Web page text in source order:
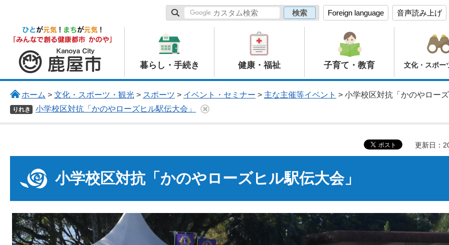
Foreign language 音声読み上げ
鹿屋市
暮らし・手続き 健康・福祉 子育て・教育 文化・スポー
ホーム > 文化・スポーツ・観光> スポーツ > イベント・セミナー > 主な主催等イベント > 小学校区対抗「かのやロー
りれき 小学校区対抗「かのやローズヒル駅伝大会」
更新日：
小学校区対抗「かのやローズヒル駅伝大会」